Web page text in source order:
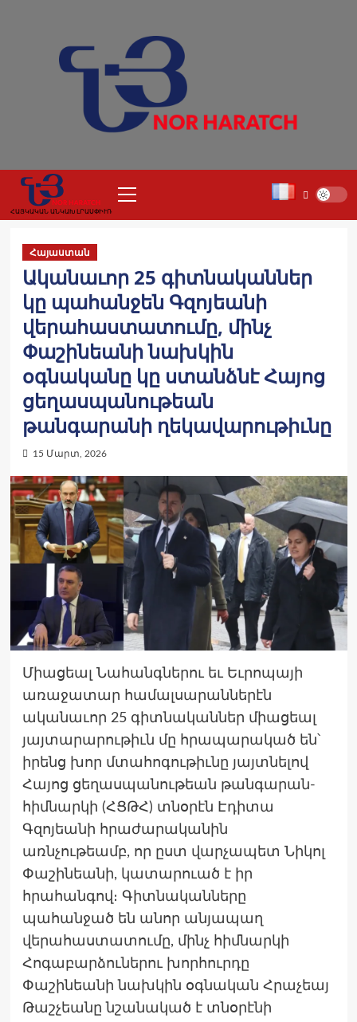
ՀԱՅԿԱԿԱՆ ԱՆԿԱԽ ԼՐԱՍՓԻՒՌ
Menu
Հայաստան
Ականաւոր 25 գիտնականներ
կը պահանջեն Գզոյեանի
վերահաստատումը, մինչ
Փաշինեանի նախկին
օգնականը կը ստանձնէ Հայոց
ցեղասպանութեան
թանգարանի ղեկավարութիւնը
15 Մարտ, 2026
Միացեալ Նահանգներու եւ Եւրոպայի
առաջատար համալսարաններէն
ականաւոր 25 գիտնականներ միացեալ
յայտարարութիւն մը հրապարակած են՝
իրենց խոր մտահոգութիւնը յայտնելով
Հայոց ցեղասպանութեան թանգարան-
հիմնարկի (ՀՑԹՀ) տնօրէն Էդիտա
Գզոյեանի հրաժարականին
առնչութեամբ, որ ըստ վարչապետ Նիկոլ
Փաշինեանի, կատարուած է իր
հրահանգով։ Գիտնականները
պահանջած են անոր անյապաղ
վերահաստատումը, մինչ հիմնարկի
Հոգաբարձուներու խորհուրդը
Փաշինեանի նախկին օգնական Հրաչեայ
Թաշչեանը նշանակած է տնօրէնի